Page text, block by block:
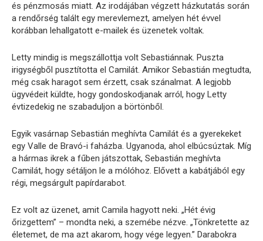
és pénzmosás miatt. Az irodájában végzett házkutatás során
a rendőrség talált egy merevlemezt, amelyen hét évvel
korábban lehallgatott e-mailek és üzenetek voltak.
Letty mindig is megszállottja volt Sebastiánnak. Puszta
irigységből pusztította el Camilát. Amikor Sebastián megtudta,
még csak haragot sem érzett, csak szánalmat. A legjobb
ügyvédeit küldte, hogy gondoskodjanak arról, hogy Letty
évtizedekig ne szabaduljon a börtönből.
Egyik vasárnap Sebastián meghívta Camilát és a gyerekeket
egy Valle de Bravó-i faházba. Ugyanoda, ahol elbúcsúztak. Míg
a hármas ikrek a fűben játszottak, Sebastián meghívta
Camilát, hogy sétáljon le a mólóhoz. Elővett a kabátjából egy
régi, megsárgult papírdarabot.
Ez volt az üzenet, amit Camila hagyott neki. „Hét évig
őrizgettem” – mondta neki, a szemébe nézve. „Tönkretette az
életemet, de ma azt akarom, hogy vége legyen.” Darabokra